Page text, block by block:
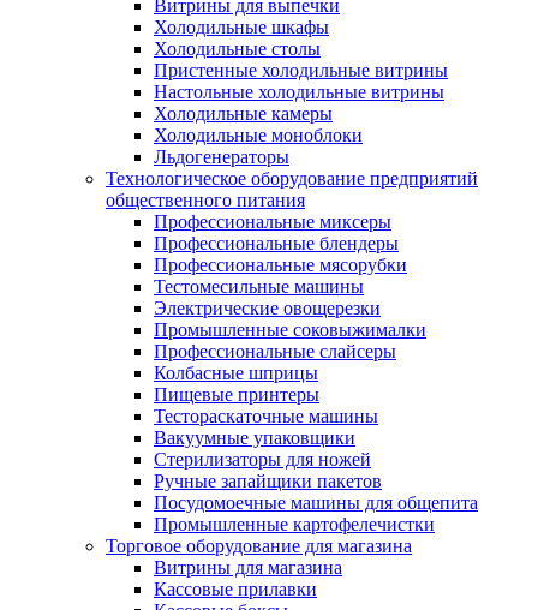
Витрины для выпечки
Холодильные шкафы
Холодильные столы
Пристенные холодильные витрины
Настольные холодильные витрины
Холодильные камеры
Холодильные моноблоки
Льдогенераторы
Технологическое оборудование предприятий
общественного питания
Профессиональные миксеры
Профессиональные блендеры
Профессиональные мясорубки
Тестомесильные машины
Электрические овощерезки
Промышленные соковыжималки
Профессиональные слайсеры
Колбасные шприцы
Пищевые принтеры
Тестораскаточные машины
Вакуумные упаковщики
Стерилизаторы для ножей
Ручные запайщики пакетов
Посудомоечные машины для общепита
Промышленные картофелечистки
Торговое оборудование для магазина
Витрины для магазина
Кассовые прилавки